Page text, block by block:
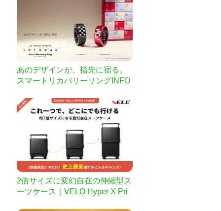
あのデザインが、指先に宿る。
スマートリカバリーリングINFO
2倍サイズに変幻自在の伸縮型ス
ーツケース｜VELO Hyper X Pri